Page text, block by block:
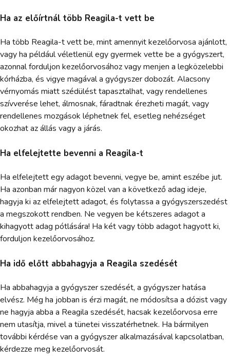
Ha az előírtnál több Reagila-t vett be
Ha több Reagila-t vett be, mint amennyit kezelőorvosa ajánlott,
vagy ha például véletlenül egy gyermek vette be a gyógyszert,
azonnal forduljon kezelőorvosához vagy menjen a legközelebbi
kórházba, és vigye magával a gyógyszer dobozát. Alacsony
vérnyomás miatt szédülést tapasztalhat, vagy rendellenes
szívverése lehet, álmosnak, fáradtnak érezheti magát, vagy
rendellenes mozgások léphetnek fel, esetleg nehézséget
okozhat az állás vagy a járás.
Ha elfelejtette bevenni a Reagila-t
Ha elfelejtett egy adagot bevenni, vegye be, amint eszébe jut.
Ha azonban már nagyon közel van a következő adag ideje,
hagyja ki az elfelejtett adagot, és folytassa a gyógyszerszedést
a megszokott rendben. Ne vegyen be kétszeres adagot a
kihagyott adag pótlására! Ha két vagy több adagot hagyott ki,
forduljon kezelőorvosához.
Ha idő előtt abbahagyja a Reagila szedését
Ha abbahagyja a gyógyszer szedését, a gyógyszer hatása
elvész. Még ha jobban is érzi magát, ne módosítsa a dózist vagy
ne hagyja abba a Reagila szedését, hacsak kezelőorvosa erre
nem utasítja, mivel a tünetei visszatérhetnek. Ha bármilyen
további kérdése van a gyógyszer alkalmazásával kapcsolatban,
kérdezze meg kezelőorvosát.